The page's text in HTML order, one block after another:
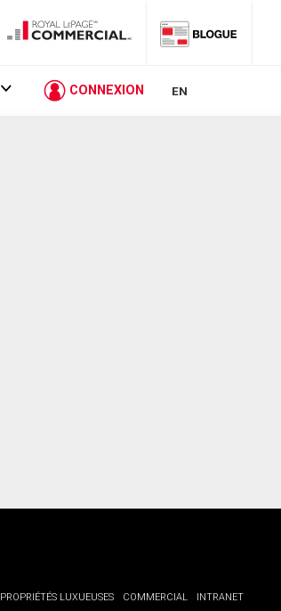
CONNEXION EN
PROPRIÉTÉS LUXUEUSES COMMERCIAL
INTRANET